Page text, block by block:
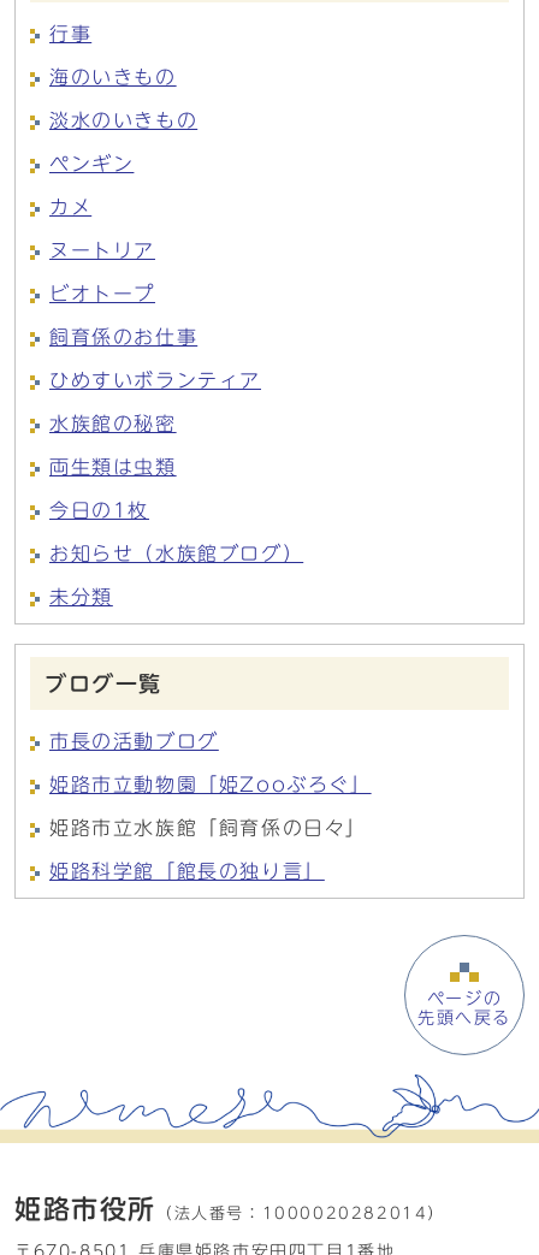
行事
海のいきもの
淡水のいきもの
ペンギン
カメ
ヌートリア
ビオトープ
飼育係のお仕事
ひめすいボランティア
水族館の秘密
両生類は虫類
今日の1枚
お知らせ（水族館ブログ）
未分類
ブログ一覧
市長の活動ブログ
姫路市立動物園「姫Zooぶろぐ」
姫路市立水族館「飼育係の日々」
姫路科学館「館長の独り言」
ページの
先頭へ戻る
姫路市役所 （法人番号： 1000020282014）
〒670-8501 兵庫県姫路市安田四丁目1番地